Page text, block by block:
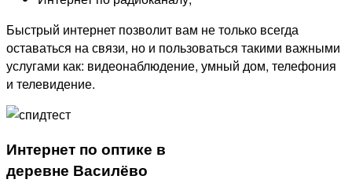
Быстрый интернет позволит вам не только всегда
оставаться на связи, но и пользоваться такими важными
услугами как: видеонаблюдение, умный дом, телефония
и телевидение.
Интернет по оптике в
деревне Василёво